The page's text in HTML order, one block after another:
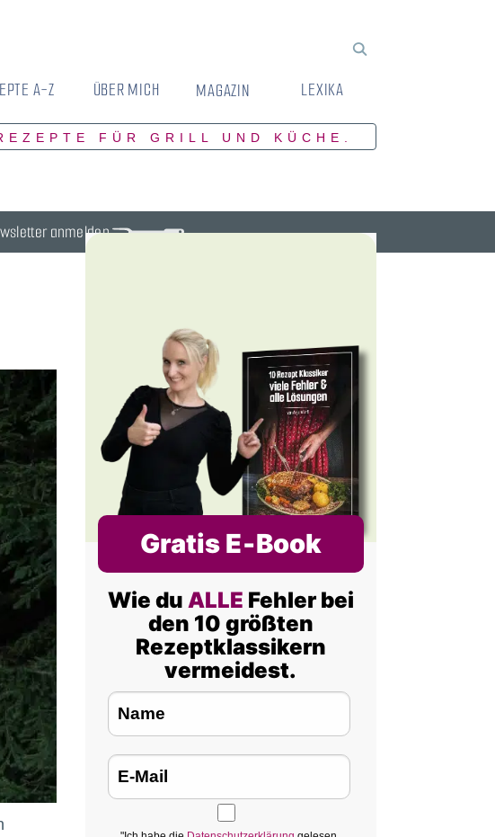
A-Z ÜBER MICH MAGAZIN LEXIKA
FÜR GRILL UND KÜCHE.
anmelden.
Gratis E‑Book
Wie du ALLE Fehler bei
den 10 größten
Rezeptklassikern
vermeidest.